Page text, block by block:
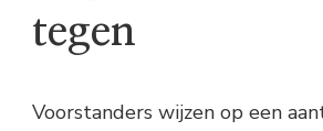
tegen
Voorstanders wijzen op een